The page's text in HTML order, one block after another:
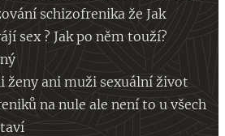
schizofrenika že Jak
sex ? Jak po něm touží?
ženy ani muži sexuální život
na nule ale není to u všech